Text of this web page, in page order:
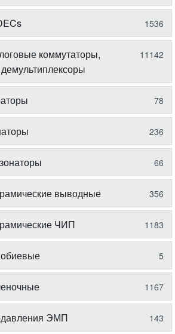
1536
коммутаторы,
11142
78
236
66
выводные 356
ЧИП 1183
5
1167
ЭМП 143